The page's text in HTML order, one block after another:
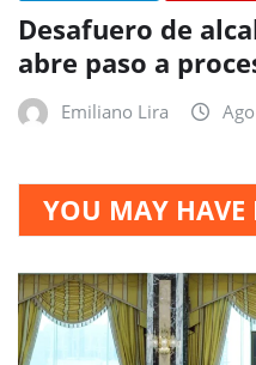
Desafuero de
abre paso a
Emiliano Lira
YOU MAY HAVE